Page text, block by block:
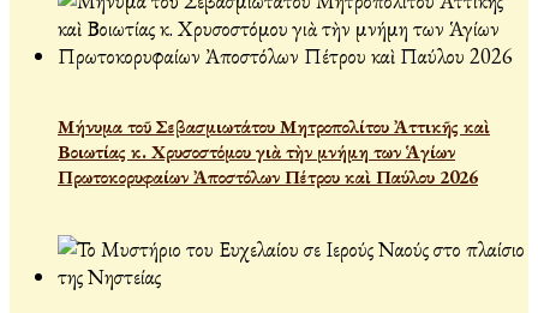
Μήνυμα τοῦ Σεβασμιωτάτου Μητροπολίτου Ἀττικῆς καὶ
Βοιωτίας κ. Χρυσοστόμου γιὰ τὴν μνήμη των Ἁγίων
Πρωτοκορυφαίων Ἀποστόλων Πέτρου καὶ Παύλου 2026